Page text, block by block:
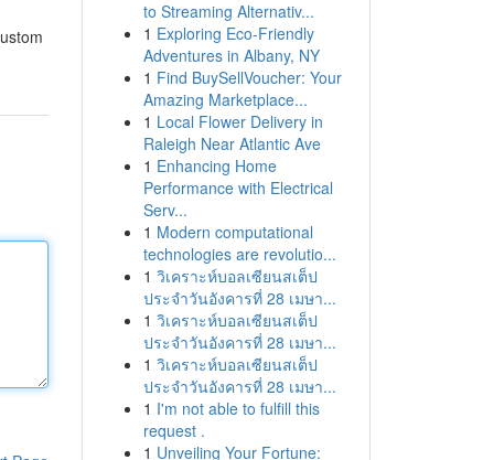
to Streaming Alternativ...
1 Exploring Eco-Friendly
Adventures in Albany, NY
1 Find BuySellVoucher: Your
Amazing Marketplace...
1 Local Flower Delivery in
Raleigh Near Atlantic Ave
1 Enhancing Home
Performance with Electrical
Serv...
1 Modern computational
technologies are revolutio...
1 วิเคราะห์บอลเซียนสเต็ป
ประจำวันอังคารที่ 28 เมษา...
1 วิเคราะห์บอลเซียนสเต็ป
ประจำวันอังคารที่ 28 เมษา...
1 วิเคราะห์บอลเซียนสเต็ป
ประจำวันอังคารที่ 28 เมษา...
1 I'm not able to fulfill this
request .
1 Unveiling Your Fortune: